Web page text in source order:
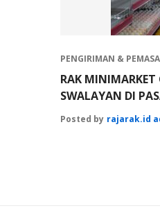
PENGIRIMAN &
RAK
SWALAYAN DI
Posted by rajarak.id